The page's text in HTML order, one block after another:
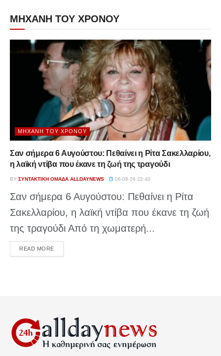
ΜΗΧΑΝΗ ΤΟΥ ΧΡΟΝΟΥ
ΜΗΧΑΝΉ ΤΟΥ ΧΡΌΝΟΥ
Σαν σήμερα 6 Αυγούστου: Πεθαίνει η Ρίτα Σακελλαρίου,
η λαϊκή ντίβα που έκανε τη ζωή της τραγούδι
BY ΣΥΝΤΑΚΤΙΚΉ ΟΜΆΔΑ ALLDAYNEWS 06-08-26 22:40
Σαν σήμερα 6 Αυγούστου: Πεθαίνει η Ρίτα
Σακελλαρίου, η λαϊκή ντίβα που έκανε τη ζωή
της τραγούδι Από τη χωματερή...
READ MOREDETAILS